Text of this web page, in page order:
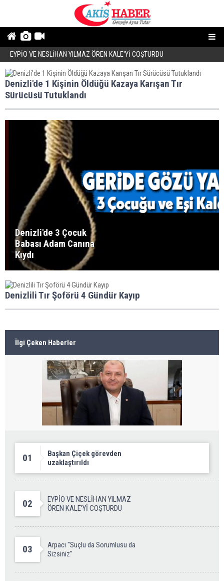
EYPİO VE NESLİHAN YILMAZ ÖREN KALE'Yİ COŞTURDU
Denizli'de 1 Kişinin Öldüğü Kazaya Karışan Tır
Sürücüsü Tutuklandı
Denizli'de 3 Çocuk
Babası Adam Canına
Kıydı
Denizlili Tır Şoförü 4 Gündür Kayıp
İlgi Çeken Haberler
01
Başkan Çiçek görevden
uzaklaştırıldı
02
EYPİO VE NESLİHAN YILMAZ
ÖREN KALE'Yİ COŞTURDU
03
Arpacı ''Suçlu da Sorumlusu da
Sizsiniz''